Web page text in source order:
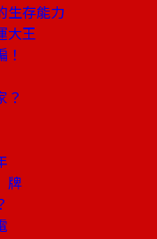
生存能力
大王
？
牌